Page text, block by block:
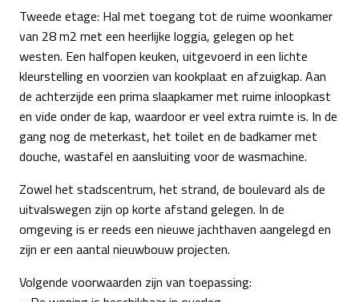
Tweede etage: Hal met toegang tot de ruime woonkamer
van 28 m2 met een heerlijke loggia, gelegen op het
westen. Een halfopen keuken, uitgevoerd in een lichte
kleurstelling en voorzien van kookplaat en afzuigkap. Aan
de achterzijde een prima slaapkamer met ruime inloopkast
en vide onder de kap, waardoor er veel extra ruimte is. In de
gang nog de meterkast, het toilet en de badkamer met
douche, wastafel en aansluiting voor de wasmachine.
Zowel het stadscentrum, het strand, de boulevard als de
uitvalswegen zijn op korte afstand gelegen. In de
omgeving is er reeds een nieuwe jachthaven aangelegd en
zijn er een aantal nieuwbouw projecten.
Volgende voorwaarden zijn van toepassing: